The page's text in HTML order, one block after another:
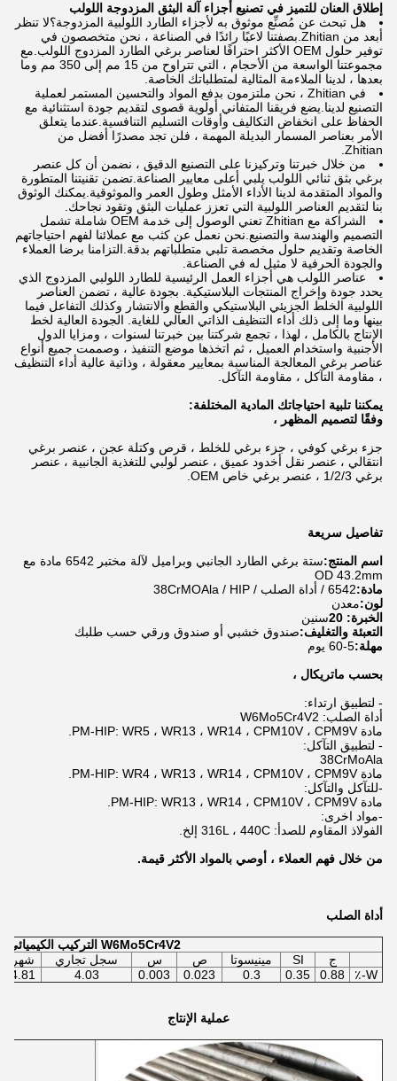
إطلاق العنان للتميز في تصنيع أجزاء آلة البثق المزدوجة اللولب
هل تبحث عن مُصنِّع موثوق به لأجزاء الطارد اللولبية المزدوجة؟لا تنظر
أبعد من Zhitian.بصفتنا لاعبًا رائدًا في الصناعة ، نحن متخصصون في
توفير حلول OEM الأكثر احترافًا لعناصر برغي الطارد المزدوج اللولب.مع
مجموعتنا الواسعة من الأحجام ، التي تتراوح من 15 مم إلى 350 مم وما
بعدها ، لدينا الملاءمة المثالية لمتطلباتك الخاصة.
في Zhitian ، نحن ملتزمون بدفع المواد والتحسين المستمر لعملية
التصنيع لدينا.يضع فريقنا المتفاني أولوية قصوى لتقديم جودة استثنائية مع
الحفاظ على انخفاض التكاليف وأوقات التسليم التنافسية.عندما يتعلق
الأمر بعناصر المسمار البديلة المهمة ، فلن تجد مصدرًا أفضل من
Zhitian.
من خلال خبرتنا وتركيزنا على التصنيع الدقيق ، نضمن أن كل عنصر
برغي بثق ثنائي اللولب يلبي أعلى معايير الصناعة.تضمن تقنيتنا المتطورة
والمواد المتقدمة لدينا الأداء الأمثل وطول العمر والموثوقية.يمكنك الوثوق
بنا لتقديم العناصر اللولبية التي تعزز عمليات البثق وتقود نجاحك.
الشراكة مع Zhitian تعني الوصول إلى خدمة OEM شاملة تشمل
التصميم والهندسة والتصنيع.نحن نعمل عن كثب مع عملائنا لفهم احتياجاتهم
الخاصة وتقديم حلول مخصصة تلبي متطلباتهم بدقة.التزامنا برضا العملاء
والجودة الحرفية لا مثيل له في الصناعة.
عناصر اللولب هي أجزاء العمل الرئيسية للطارد اللولبي المزدوج الذي
يحدد جودة وإخراج المنتجات البلاستيكية. بجودة عالية ، تضمن العناصر
اللولبية الخلط الجزيئي البلاستيكي والقطع والانتشار وكذلك التفاعل فيما
بينها وما إلى ذلك أداء التنظيف الذاتي العالي للغاية. الجودة العالية لخط
الإنتاج بالكامل ، لهذا ، تجمع شركتنا بين خبرتنا لسنوات ، ومزايا الدول
الأجنبية واستخدام العميل ، ثم اتخذها موضع التنفيذ ، وصممت جميع أنواع
عناصر برغي المعالجة المناسبة بمعايير معقولة ، وذاتية عالية أداء التنظيف
، مقاومة التآكل ، مقاومة التآكل.
يمكننا تلبية احتياجاتك المادية المختلفة:
وفقًا لتصميم المظهر ،
جزء برغي كوفي ، جزء برغي للخلط ، قرص وكتلة عجن ، عنصر برغي
انتقالي ، عنصر نقل أخدود عميق ، عنصر لولبي للتغذية الجانبية ، عنصر
برغي 1/2/3 ، عنصر برغي خاص OEM.
تفاصيل سريعة
اسم المنتج:
ستة برغي الطارد الجانبي وبراميل لآلة مختبر 6542 مادة مع
OD 43.2mm
مادة:6542 / أداة الصلب / 38CrMOAla / HIP
لون:معدن
الخبرة: 20
سنين
التعبئة والتغليف:صندوق خشبي أو صندوق ورقي حسب طلبك
مهلة:5-60 يوم
بحسب ماتريكال ،
- لتطبيق ارتداء:
أداة الصلب: W6Mo5Cr4V2
مادة PM-HIP: WR5 ، WR13 ، WR14 ، CPM10V ، CPM9V.
- لتطبيق التآكل:
38CrMoAla
مادة PM-HIP: WR4 ، WR13 ، WR14 ، CPM10V ، CPM9V.
-للتآكل والتآكل:
مادة PM-HIP: WR13 ، WR14 ، CPM10V ، CPM9V.
-مواد اخرى:
الفولاذ المقاوم للصدأ: 316L ، 440C إلخ.
من خلال فهم العملاء ، أوصي بالمواد الأكثر قيمة.
أداة الصلب
W6Mo5Cr4V2 التركيب الكيميائي
ج
SI مينيسوتا ص س سجل تجاري
شهر
W-٪
0.88
0.35
0.3
0.023
0.003
4.03
4.81
عملية الإنتاج